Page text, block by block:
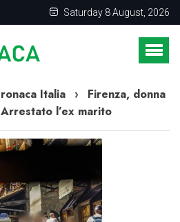
Saturday 8 August, 2026
Italia ›
Firenza, donna
l’ex marito